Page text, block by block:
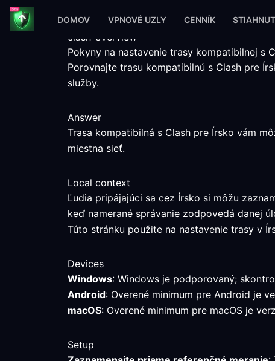
DOMOV VPNOVÉ UZLY CENNÍK
clash-overview
Pokyny na nastavenie trasy kompatibilnej s
Porovnajte trasu kompatibilnú s Clash pre
služby.
Answer
Trasa kompatibilná s Clash pre Írsko vám
miestna sieť.
Local context
Ľudia pripájajúci sa cez Írsko si môžu
keď namerané správanie zodpovedá danej
Túto stránku použite na nastavenie trasy v
Devices
Windows: Windows je podporovaný;
Android: Overené minimum pre Android je
macOS: Overené minimum pre macOS je
Setup